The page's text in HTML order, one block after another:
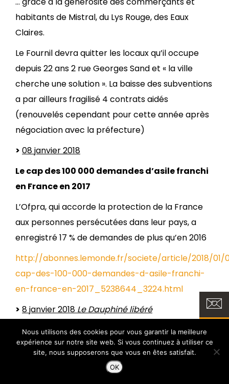
habitants de Mistral, du Lys Rouge, des Eaux
Claires.
Le Fournil devra quitter les locaux qu’il occupe
depuis 22 ans 2 rue Georges Sand et « la ville
cherche une solution ». La baisse des subventions
a par ailleurs fragilisé 4 contrats aidés
(renouvelés cependant pour cette année après
négociation avec la préfecture)
> 08 janvier 2018
Le cap des 100 000 demandes d’asile franchi
en France en 2017
L’Ofpra, qui accorde la protection de la France
aux personnes persécutées dans leur pays, a
enregistré 17 % de demandes de plus qu’en 2016
http://abonnes.lemonde.fr/societe/article/2018/
cap-des-100-000-demandes-d-asile-franchi-
en-france-en-2017_5238644_3224.html
> 8 janvier 2018 Le Dauphiné libéré
Immigration Les ratés de la politique
d’expulsion de Collomb
Les centres de rétention sont pleins mais la
Nous utilisons des cookies pour vous garantir la meilleure
expérience sur notre site web. Si vous continuez à utiliser ce
site, nous supposerons que vous en êtes satisfait.
OK